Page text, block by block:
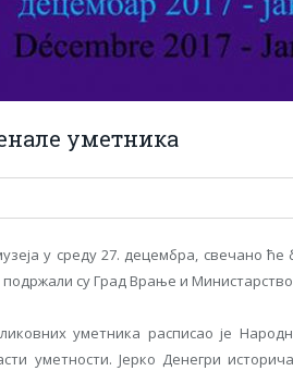
уметника
у среду 27. децембра, свечано
подржали су Град Врање и
уметника расписао је
уметности. Јерко Денегри